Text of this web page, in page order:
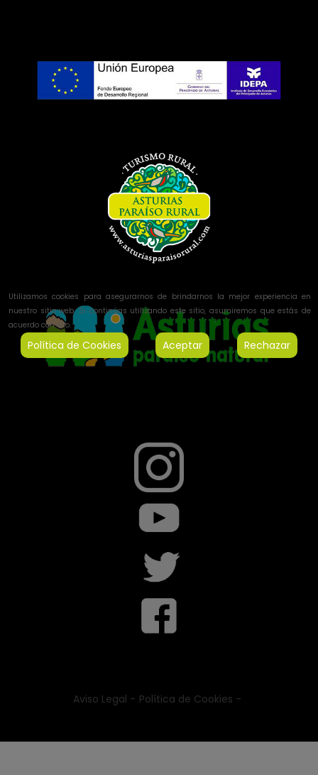
Aviso Legal - Política de Cookies -
Utilizamos cookies para asegurarnos de brindarnos la mejor experiencia en
nuestro sitio web. Si continúas utilizando este sitio, asumiremos que estás de
acuerdo con ello.
Política de Cookies Aceptar Rechazar